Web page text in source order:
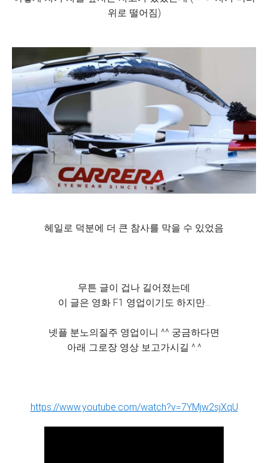
위로 떨어짐)
헤일로 덕분에 더 큰 참사를 막을 수 있었음
무튼 글이 겁나 길어졌는데
이 글은 영화 F1 영업이기도 하지만...
넷플 분노의질주 영업이니 ^^ 궁금하다면
아래 그로장 영상 보고가시길 ^.^
https://www.youtube.com/watch?v=7YMjw2sjXqU